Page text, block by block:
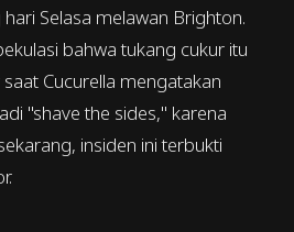
Selasa melawan Brighton.
bahwa tukang cukur itu
Cucurella mengatakan
"shave the sides," karena
insiden ini terbukti